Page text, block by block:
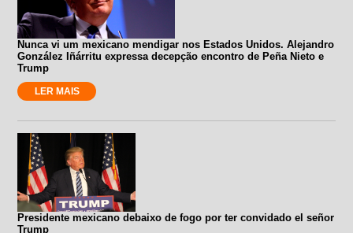
Nunca vi um mexicano mendigar nos Estados Unidos. Alejandro
González Iñárritu expressa decepção encontro de Peña Nieto e
Trump
LER MAIS
Presidente mexicano debaixo de fogo por ter convidado el señor
Trump